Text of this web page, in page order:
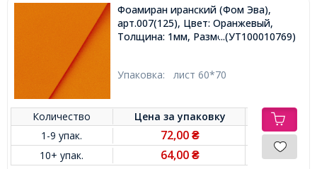
Фоамиран иранский (Фом Эва),
арт.007(125), Цвет: Оранжевый,
Толщина: 1мм, Размер: 60х70cм,
...(УТ100010769)
Упаковка: лист 60*70
Количество Цена заупаковку
1-9 упак.
72,00₴
10+ упак. 64,00₴